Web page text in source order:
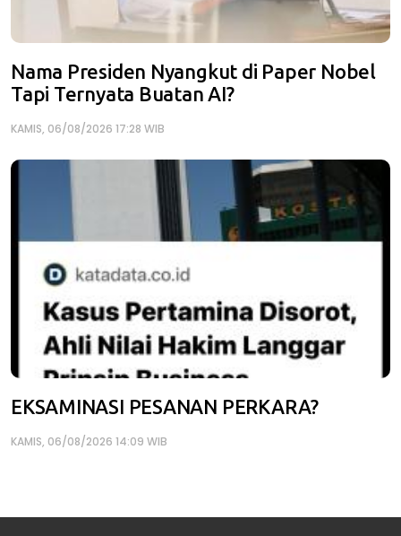
Nama Presiden Nyangkut di Paper Nobel
Tapi Ternyata Buatan AI?
KAMIS, 06/08/2026 17:28 WIB
EKSAMINASI PESANAN PERKARA?
KAMIS, 06/08/2026 14:09 WIB